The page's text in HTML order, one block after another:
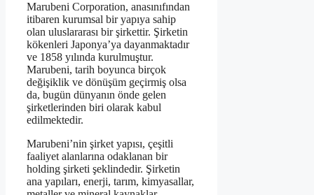
Marubeni Corporation, anasınıfından
itibaren kurumsal bir yapıya sahip
olan uluslararası bir şirkettir. Şirketin
kökenleri Japonya’ya dayanmaktadır
ve 1858 yılında kurulmuştur.
Marubeni, tarih boyunca birçok
değişiklik ve dönüşüm geçirmiş olsa
da, bugün dünyanın önde gelen
şirketlerinden biri olarak kabul
edilmektedir.
Marubeni’nin şirket yapısı, çeşitli
faaliyet alanlarına odaklanan bir
holding şirketi şeklindedir. Şirketin
ana yapıları, enerji, tarım, kimyasallar,